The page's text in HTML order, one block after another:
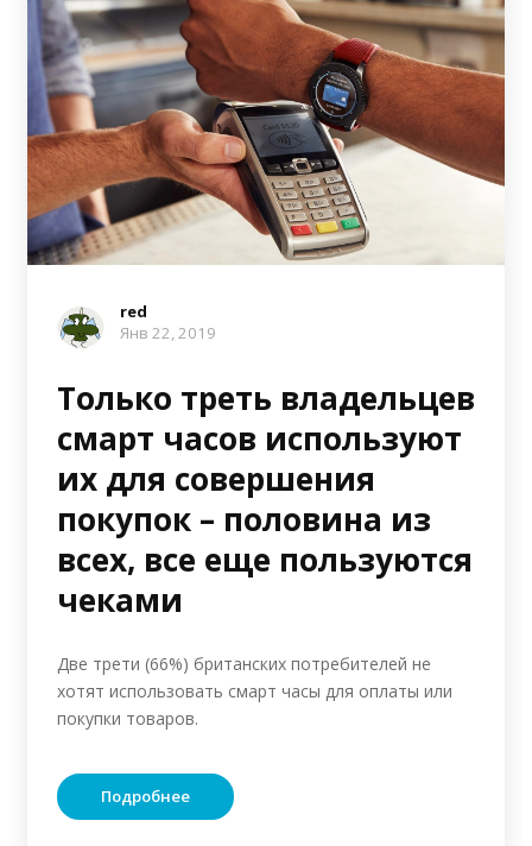
red
Янв 22, 2019
Только треть владельцев
смарт часов используют
их для совершения
покупок – половина из
всех, все еще пользуются
чеками
Две трети (66%) британских потребителей не
хотят использовать смарт часы для оплаты или
покупки товаров.
Подробнее